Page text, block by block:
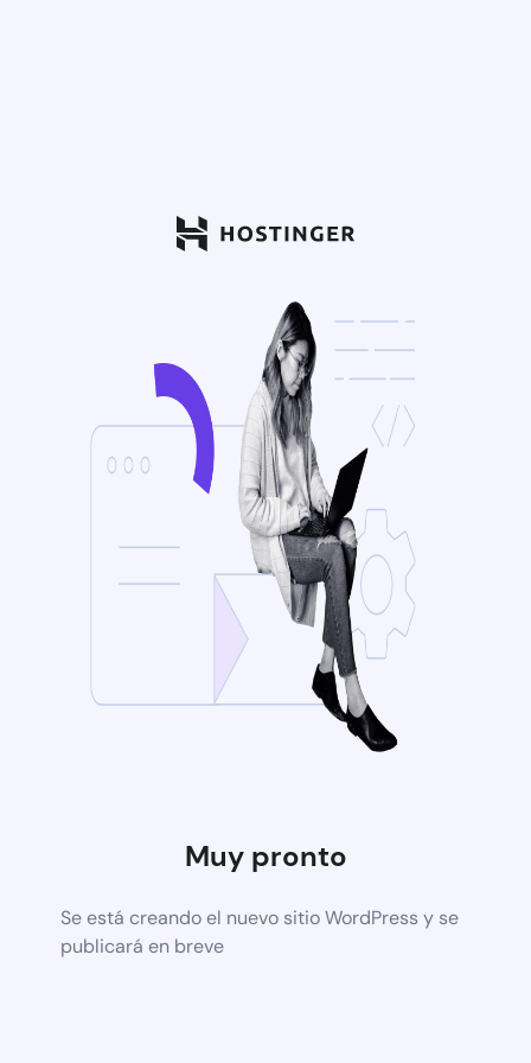
Muy pronto
Se está creando el nuevo sitio WordPress y se
publicará en breve